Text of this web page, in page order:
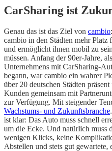
CarSharing ist
Genau das ist das Ziel von cambio
cambio in den Städten mehr Platz
und ermöglicht ihnen mobil zu
müssen. Anfang der 90er-Jahre,
Unternehmens mit CarSharing-
begann, war cambio ein wahrer
über 20 deutschen Städten
Kunden gemeinsam mit
zur Verfügung. Mit steigender
Wachstums- und Zukunftsbranche
ist klar: Das Auto muss schnell
um die Ecke. Und natürlich muss
wenigen Klicks, keine
Abstellen und stets gut gewartete,